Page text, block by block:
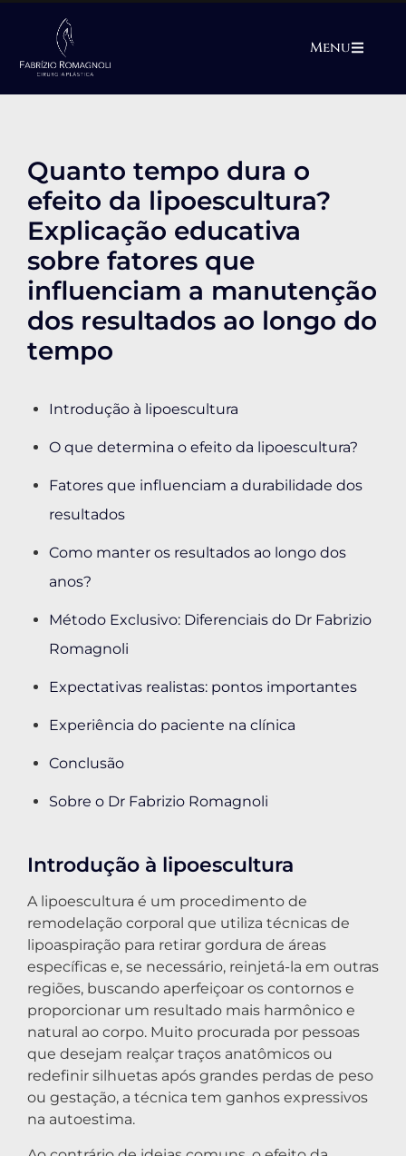
Menu
Quanto tempo dura o
efeito da lipoescultura?
Explicação educativa
sobre fatores que
influenciam a manutenção
dos resultados ao longo do
tempo
Introdução à lipoescultura
O que determina o efeito da lipoescultura?
Fatores que influenciam a durabilidade dos
resultados
Como manter os resultados ao longo dos
anos?
Método Exclusivo: Diferenciais do Dr Fabrizio
Romagnoli
Expectativas realistas: pontos importantes
Experiência do paciente na clínica
Conclusão
Sobre o Dr Fabrizio Romagnoli
Introdução à lipoescultura
A lipoescultura é um procedimento de
remodelação corporal que utiliza técnicas de
lipoaspiração para retirar gordura de áreas
específicas e, se necessário, reinjetá-la em outras
regiões, buscando aperfeiçoar os contornos e
proporcionar um resultado mais harmônico e
natural ao corpo. Muito procurada por pessoas
que desejam realçar traços anatômicos ou
redefinir silhuetas após grandes perdas de peso
ou gestação, a técnica tem ganhos expressivos
na autoestima.